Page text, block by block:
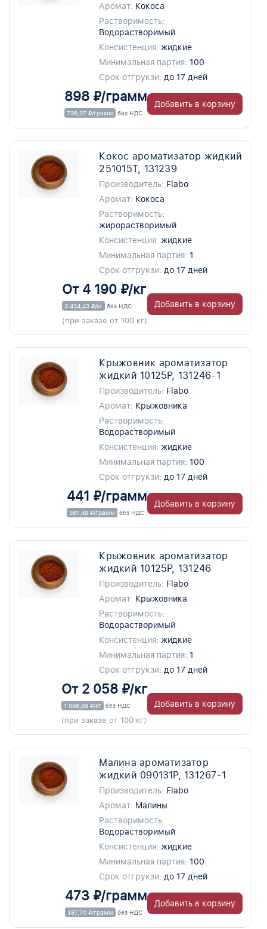
Аромат: Кокоса
Растворимость:
Водорастворимый
Консистенция: жидкие
Минимальная партия: 100
Срок отгрукзи: до 17 дней
898 ₽/грамм
736,07 ₽/грамм без НДС
Добавить в корзину
Кокос ароматизатор жидкий
251015T, 131239
Производитель: Flabo
Аромат: Кокоса
Растворимость:
жирорастворимый
Консистенция: жидкие
Минимальная партия: 1
Срок отгрукзи: до 17 дней
От 4 190 ₽/кг
3 434,43 ₽/кг без НДС
(при заказе от 100 кг)
Добавить в корзину
Крыжовник ароматизатор
жидкий 10125P, 131246-1
Производитель: Flabo
Аромат: Крыжовника
Растворимость:
Водорастворимый
Консистенция: жидкие
Минимальная партия: 100
Срок отгрукзи: до 17 дней
441 ₽/грамм
361,48 ₽/грамм без НДС
Добавить в корзину
Крыжовник ароматизатор
жидкий 10125P, 131246
Производитель: Flabo
Аромат: Крыжовника
Растворимость:
Водорастворимый
Консистенция: жидкие
Минимальная партия: 1
Срок отгрукзи: до 17 дней
От 2 058 ₽/кг
1 686,89 ₽/кг без НДС
(при заказе от 100 кг)
Добавить в корзину
Малина ароматизатор
жидкий 090131P, 131267-1
Производитель: Flabo
Аромат: Малины
Растворимость:
Водорастворимый
Консистенция: жидкие
Минимальная партия: 100
Срок отгрукзи: до 17 дней
473 ₽/грамм
387,70 ₽/грамм без НДС
Добавить в корзину